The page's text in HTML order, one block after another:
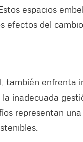
espacios
efectos del
también enfrenta
inadecuada
representan